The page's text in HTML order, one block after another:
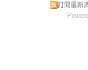
訂閱最新